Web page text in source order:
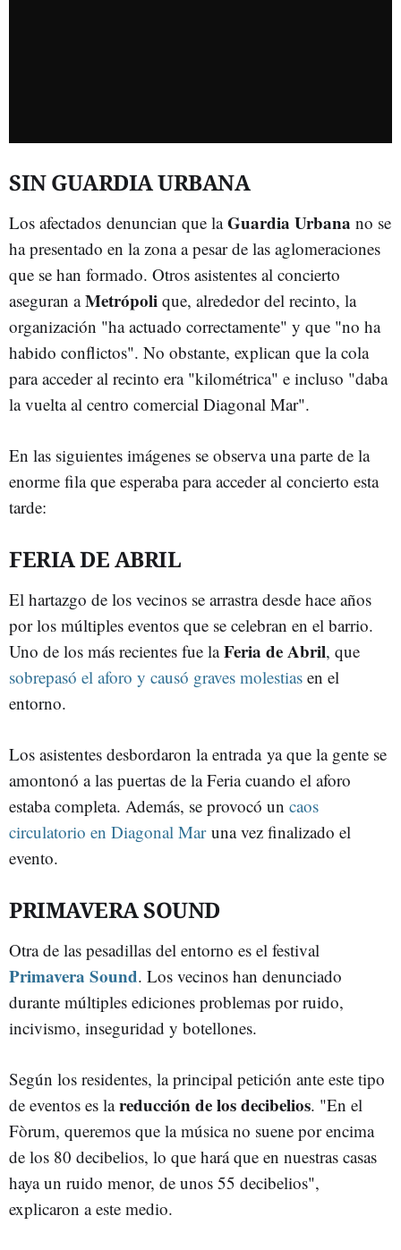
SIN GUARDIA URBANA
Los afectados denuncian que laGuardia Urbana no se
ha presentado en la zona a pesar de las aglomeraciones
que se han formado. Otros asistentes al concierto
aseguran aMetrópoli que, alrededor del recinto, la
organización "ha actuado correctamente" y que "no ha
habido conflictos". No obstante, explican que la cola
para acceder al recinto era "kilométrica" e incluso "daba
la vuelta al centro comercial Diagonal Mar".
En las siguientes imágenes se observa una parte de la
enorme fila que esperaba para acceder al concierto esta
tarde:
FERIA DE ABRIL
El hartazgo de los vecinos se arrastra desde hace años
por los múltiples eventos que se celebran en el barrio.
Uno de los más recientes fue laFeria de Abril, que
sobrepasó el aforo y causó graves molestias en el
entorno.
Los asistentes desbordaron la entrada ya que la gente se
amontonó a las puertas de la Feria cuando el aforo
estaba completa. Además, se provocó un caos
circulatorio en Diagonal Maruna vez finalizado el
evento.
PRIMAVERA SOUND
Otra de las pesadillas del entorno es el festival
Primavera Sound. Los vecinos han denunciado
durante múltiples ediciones problemas por ruido,
incivismo, inseguridad y botellones.
Según los residentes, la principal petición ante este tipo
de eventos es lareducción de los decibelios. "En el
Fòrum, queremos que la música no suene por encima
de los 80 decibelios, lo que hará que en nuestras casas
haya un ruido menor, de unos 55 decibelios",
explicaron a este medio.